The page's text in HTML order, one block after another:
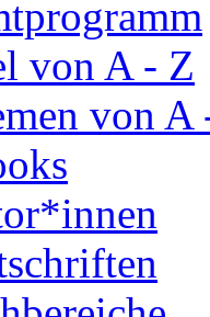
von A - Z
von A